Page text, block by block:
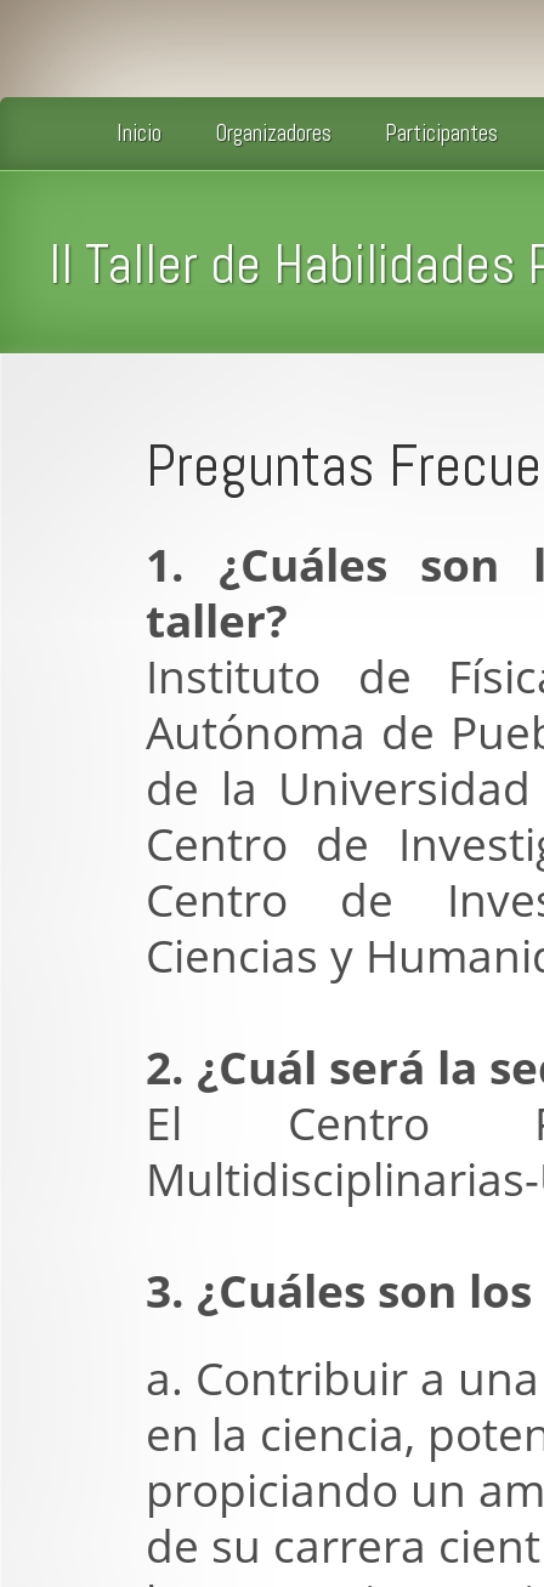
Inicio Organizadores Participantes
II Taller de
Preguntas
1. ¿Cuáles son
taller?
Instituto de
Autónoma de
de la
Centro de
Centro de
Ciencias y
2. ¿Cuál será la
El Centro
3. ¿Cuáles son
a. Contribuir a
en la ciencia,
propiciando un
de su carrera